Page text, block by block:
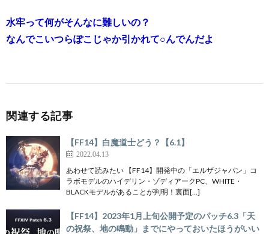
水牢って何がそんなに難しいの？
なんでこいつらぽこじゃか引かれて○んでんだよ
関連する記事
【FF14】白魔道士どう？【6.1】
2022.04.13
あわせて読みたい 【FF14】開発中の「エルザジャパン」コ
ラボモデルのハイデリン・ゾディアークPC、WHITE・
BLACKモデルがあることが判明！裏面[…]
【FF14】2023年1月上旬公開予定のパッチ6.3「天
の祝祭、地の鳴動」までにやっておいたほうがいい